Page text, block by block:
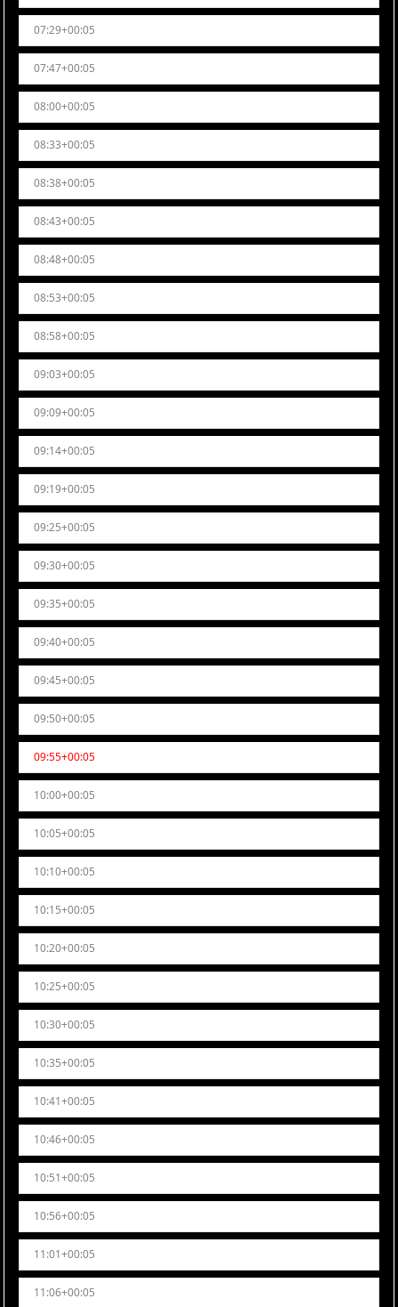
07:29+00:05
07:47+00:05
08:00+00:05
08:33+00:05
08:38+00:05
08:43+00:05
08:48+00:05
08:53+00:05
08:58+00:05
09:03+00:05
09:09+00:05
09:14+00:05
09:19+00:05
09:25+00:05
09:30+00:05
09:35+00:05
09:40+00:05
09:45+00:05
09:50+00:05
09:55+00:05
10:00+00:05
10:05+00:05
10:10+00:05
10:15+00:05
10:20+00:05
10:25+00:05
10:30+00:05
10:35+00:05
10:41+00:05
10:46+00:05
10:51+00:05
10:56+00:05
11:01+00:05
11:06+00:05